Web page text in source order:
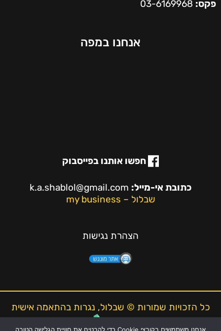
פקס:
אנחנו במפה
חפשו אותנו בפייסבוק
כתובת אי-מייל: k.a.shablol@gmail.com
שבלול – my business
הצהרת נגישות
כל הזכויות שמורות © שבלול, נגרות בהתאמה אישית